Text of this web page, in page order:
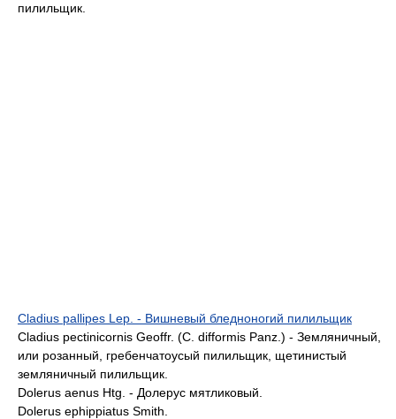
пилильщик.
Cladius pallipes Lep. - Вишневый бледноногий пилильщик
Cladius pectinicornis Geoffr. (С. difformis Panz.) - Земляничный,
или розанный, гребенчатоусый пилильщик, щетинистый
земляничный пилильщик.
Dolerus aenus Htg. - Долерус мятликовый.
Dolerus ephippiatus Smith.